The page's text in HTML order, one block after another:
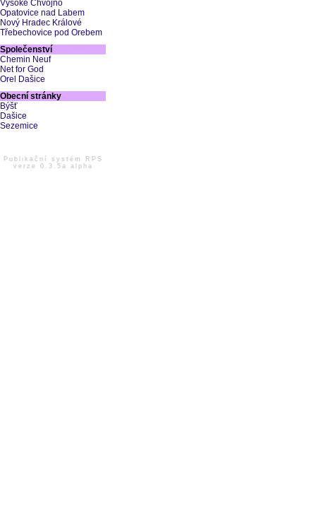
Vysoké Chvojno
Opatovice nad Labem
Nový Hradec Králové
Třebechovice pod Orebem
Společenství
Chemin Neuf
Net for God
Orel Dašice
Obecní stránky
Býšť
Dašice
Sezemice
Publikační systém RPS
verze 0.3.5a alpha